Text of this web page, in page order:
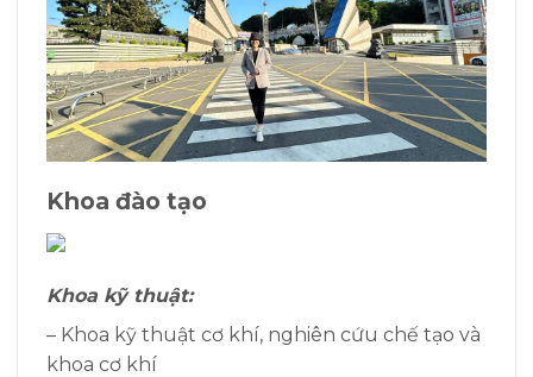
Khoa đào tạo
Khoa kỹ thuật:
– Khoa kỹ thuật cơ khí, nghiên cứu chế tạo và
khoa cơ khí